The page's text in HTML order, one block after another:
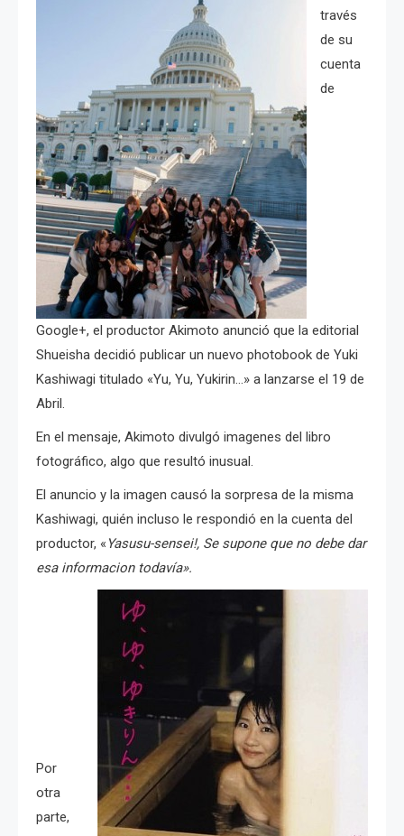
través
de su
cuenta
de
Google+, el productor Akimoto anunció que la editorial
Shueisha decidió publicar un nuevo photobook de Yuki
Kashiwagi titulado «Yu, Yu, Yukirin…» a lanzarse el 19 de
Abril.
En el mensaje, Akimoto divulgó imagenes del libro
fotográfico, algo que resultó inusual.
El anuncio y la imagen causó la sorpresa de la misma
Kashiwagi, quién incluso le respondió en la cuenta del
productor, « Yasusu-sensei!, Se supone que no debe dar
esa informacion todavía».
Por
otra
parte,